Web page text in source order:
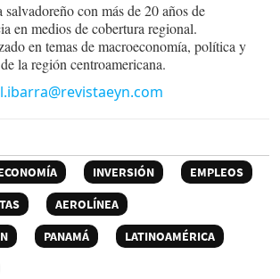
salvadoreño con más de 20 años de
en medios de cobertura regional.
en temas de macroeconomía, política y
la región centroamericana.
INVERSIÓN
EMPLEOS
AEROLÍNEA
PANAMÁ
LATINOAMÉRICA